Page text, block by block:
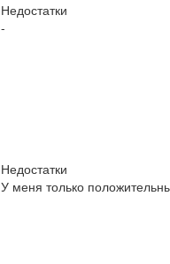
Недостатки
-
Недостатки
У меня только